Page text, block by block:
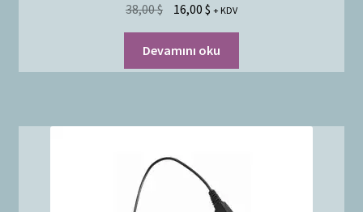
38,00$ 16,00 $ + KDV
Devamını oku